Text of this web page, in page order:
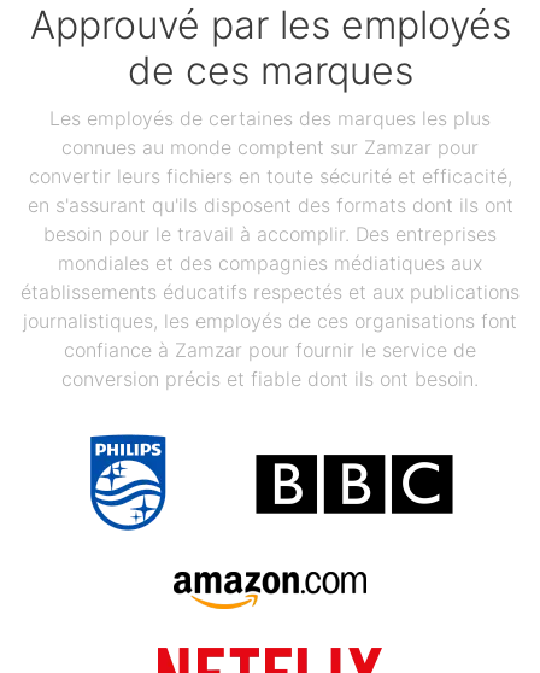
Approuvé par les employés
de ces marques
Les employés de certaines des marques les plus
connues au monde comptent sur Zamzar pour
convertir leurs fichiers en toute sécurité et efficacité,
en s'assurant qu'ils disposent des formats dont ils ont
besoin pour le travail à accomplir. Des entreprises
mondiales et des compagnies médiatiques aux
établissements éducatifs respectés et aux publications
journalistiques, les employés de ces organisations font
confiance à Zamzar pour fournir le service de
conversion précis et fiable dont ils ont besoin.